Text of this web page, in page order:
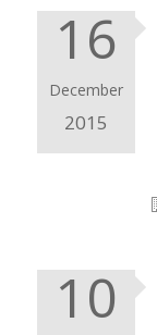
16
December
2015
10